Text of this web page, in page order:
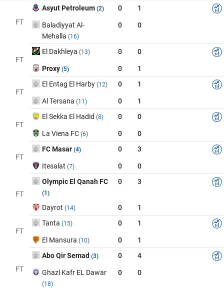
FT
Asyut Petroleum (2) 0 1
Baladiyyat Al-
Mehalla (16)
0 0
FT
El Dakhleya (13) 0 0
Proxy (5) 0 1
FT
El Entag El Harby (12) 0 1
Al Tersana (11) 0 1
FT
El Sekka El Hadid (8) 0 0
La Viena FC (6) 0 0
FT
FC Masar (4) 0 3
Itesalat (7) 0 0
FT
Olympic El Qanah FC
(1)
0 3
Dayrot (14) 0 1
FT
Tanta (15) 0 1
El Mansura (10) 0 1
FT
Abo Qir Semad (3) 0 4
Ghazl Kafr EL Dawar
(18)
0 0